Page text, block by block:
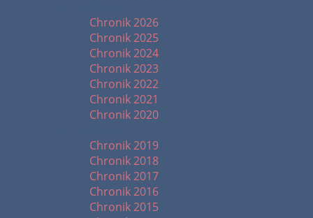
Chronik 2026
Chronik 2025
Chronik 2024
Chronik 2023
Chronik 2022
Chronik 2021
Chronik 2020
Chronik 2019
Chronik 2018
Chronik 2017
Chronik 2016
Chronik 2015